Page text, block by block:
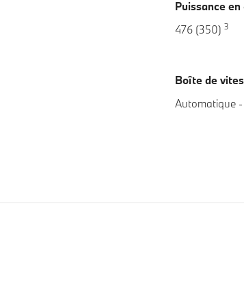
Puissance en
476 (350) 3
Boîte de
Automatique